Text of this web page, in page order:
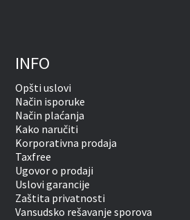
INFO
Opšti uslovi
Način isporuke
Način plaćanja
Kako naručiti
Korporativna prodaja
Taxfree
Ugovor o prodaji
Uslovi garancije
Zaštita privatnosti
Vansudsko rešavanje sporova